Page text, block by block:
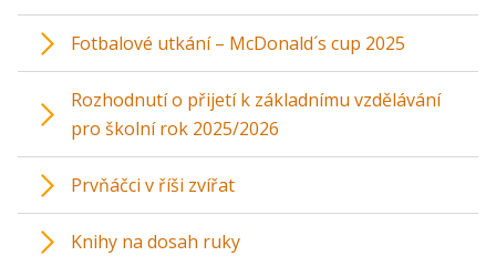
Fotbalové utkání – McDonald´s cup 2025
Rozhodnutí o přijetí k základnímu vzdělávání
pro školní rok 2025/2026
Prvňáčci v říši zvířat
Knihy na dosah ruky